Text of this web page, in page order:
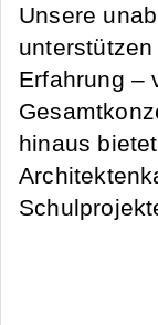
Unsere
Erfahrung –
hinaus